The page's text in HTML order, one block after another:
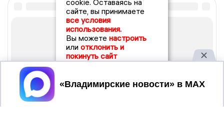
cookie. Оставаясь на
сайте, вы принимаете
все условия
использования.
Вы можете настроить
или отклонить и
покинуть сайт
Принять